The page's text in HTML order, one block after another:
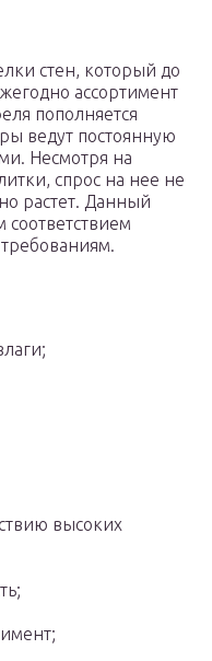
стен, который до
ассортимент
пополняется
ведут постоянную
Несмотря на
спрос на нее не
растет. Данный
соответствием
высоких